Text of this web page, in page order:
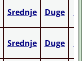
Srednje Duge
Srednje Duge